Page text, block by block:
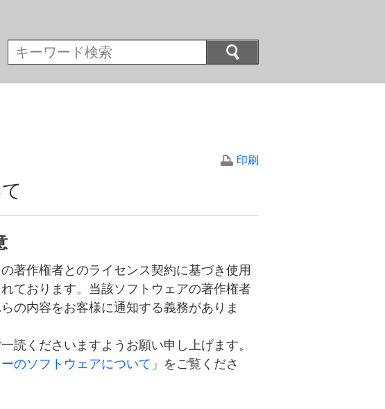
印刷
著作権者とのライセンス契約に基づき使用
ております。当該ソフトウェアの著作権者
の内容をお客様に通知する義務がありま
読くださいますようお願い申し上げます。
のソフトウェアについて 」をご覧くださ